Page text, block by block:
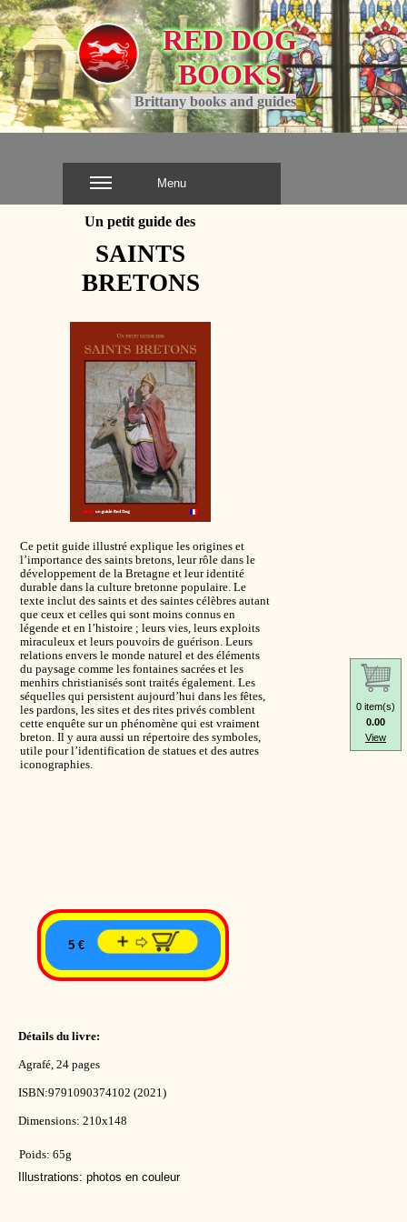
. Brittany books and guides
RED DOG
BOOKS
Poids: 65g
Dimensions: 210x148
Agrafé, 24 pages
Détails du livre:
ISBN:9791090374102 (2021)
Illustrations: photos en couleur
SAINTS
BRETONS
Un petit guide des
Ce petit guide illustré explique les origines et
l’importance des saints bretons, leur rôle dans le
développement de la Bretagne et leur identité
durable dans la culture bretonne populaire. Le
texte inclut des saints et des saintes célèbres autant
que ceux et celles qui sont moins connus en
légende et en l’histoire ; leurs vies, leurs exploits
miraculeux et leurs pouvoirs de guérison. Leurs
relations envers le monde naturel et des éléments
du paysage comme les fontaines sacrées et les
menhirs christianisés sont traités également. Les
séquelles qui persistent aujourd’hui dans les fêtes,
les pardons, les sites et des rites privés comblent
cette enquête sur un phénomène qui est vraiment
breton. Il y aura aussi un répertoire des symboles,
utile pour l’identification de statues et des autres
iconographies.
Menu
5 €
0 item(s)
0.00
View